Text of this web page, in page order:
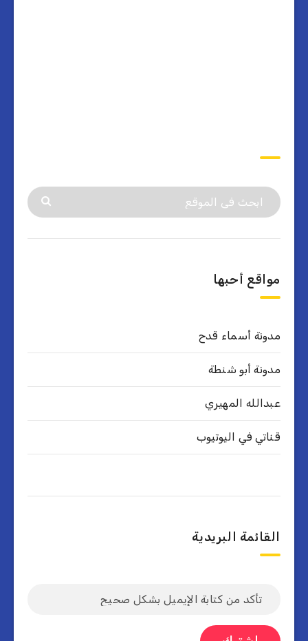
مواقع أحبها
مدونة أسماء قدح
مدونة أبو شنطة
عبدالله المهيري
قناتي في اليوتيوب
القائمة البريدية